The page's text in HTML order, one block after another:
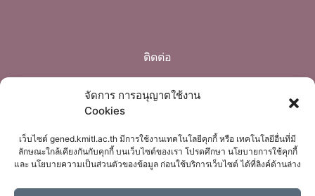
จัดการ การอนุญาตใช้งาน
Cookies
เว็บไซต์ gened.kmitl.ac.th มีการใช้งานเทคโนโลยีคุกกี้ หรือ เทคโนโลยีอื่นที่มี
ลักษณะใกล้เคียงกันกับคุกกี้ บนเว็บไซต์ของเรา โปรดศึกษา นโยบายการใช้คุกกี้
และ นโยบายความเป็นส่วนตัวของข้อมูล ก่อนใช้บริการเว็บไซต์ ได้ที่ลิงค์ด้านล่าง
ติดต่อ
mail: gened@kmitl.ac.th